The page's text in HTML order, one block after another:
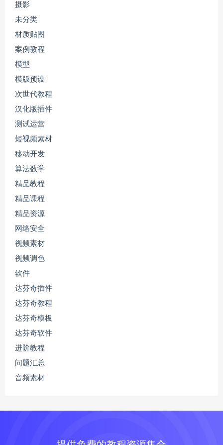
摄影
未分类
材质贴图
案例教程
模型
模版预设
次世代教程
汉化版插件
测试运营
短视频素材
移动开发
算法数学
精品教程
精品课程
精品资源
网络安全
视频素材
视频调色
软件
达芬奇插件
达芬奇教程
达芬奇模板
达芬奇软件
进阶教程
问题汇总
音频素材